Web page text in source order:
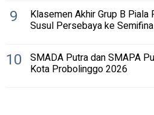
9 Klasemen Akhir Grup B
Susul Persebaya ke
10 SMADA Putra dan SMAPA
Kota Probolinggo 2026